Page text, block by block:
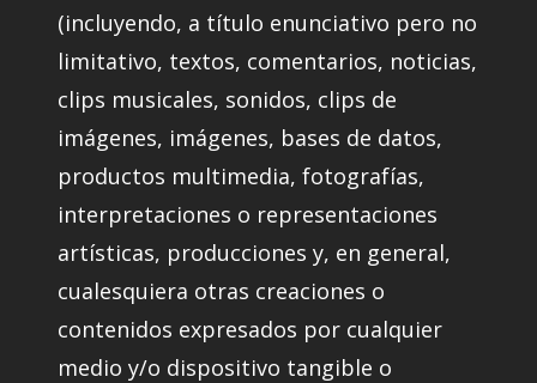
(incluyendo, a título enunciativo pero no
limitativo, textos, comentarios, noticias,
clips musicales, sonidos, clips de
imágenes, imágenes, bases de datos,
productos multimedia, fotografías,
interpretaciones o representaciones
artísticas, producciones y, en general,
cualesquiera otras creaciones o
contenidos expresados por cualquier
medio y/o dispositivo tangible o